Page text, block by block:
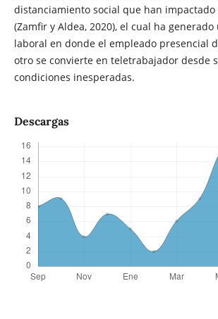
distanciamiento social que han
(Zamfir y Aldea, 2020), el cual ha
laboral en donde el empleado presencial
otro se convierte en teletrabajador desde
condiciones inesperadas.
Descargas